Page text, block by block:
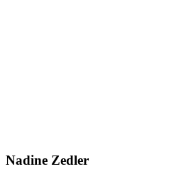
Nadine Zedler